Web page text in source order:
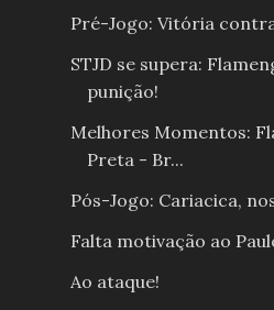
Pré-Jogo: Vitória
STJD se supera:
punição!
Melhores Momentos:
Preta - Br...
Pós-Jogo: Cariacica,
Falta motivação ao
Ao ataque!